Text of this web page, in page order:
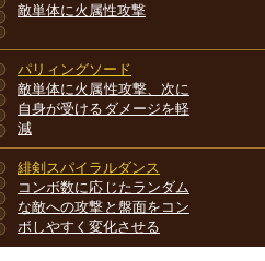
敵単体に火属性攻撃
パリィングソード
敵単体に火属性攻撃、次に
自身が受けるダメージを軽
減
緋剣スパイラルダンス
コンボ数に応じたランダム
な敵への攻撃と盤面をコン
ボしやすく変化させる